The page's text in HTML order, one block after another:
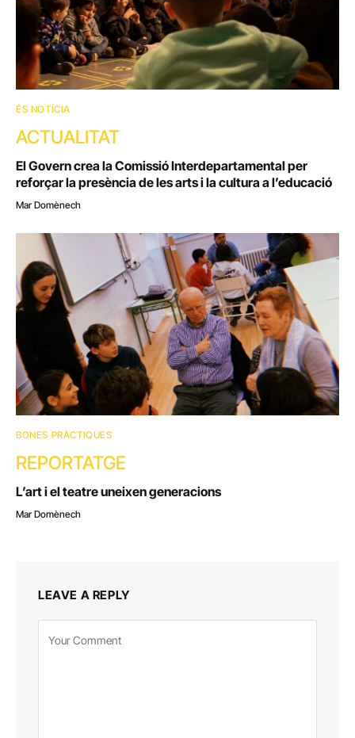
ÉS NOTÍCIA
ACTUALITAT
El Govern crea la Comissió Interdepartamental per
reforçar la presència de les arts i la cultura a l’educació
Mar Domènech
BONES PRÀCTIQUES
REPORTATGE
L’art i el teatre uneixen generacions
Mar Domènech
LEAVE A REPLY